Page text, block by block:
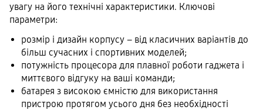
увагу на його технічні характеристики. Ключові
параметри:
розмір і дизайн корпусу – від класичних варіантів до
більш сучасних і спортивних моделей;
потужність процесора для плавної роботи гаджета і
миттєвого відгуку на ваші команди;
батарея з високою ємністю для використання
пристрою протягом усього дня без необхідності